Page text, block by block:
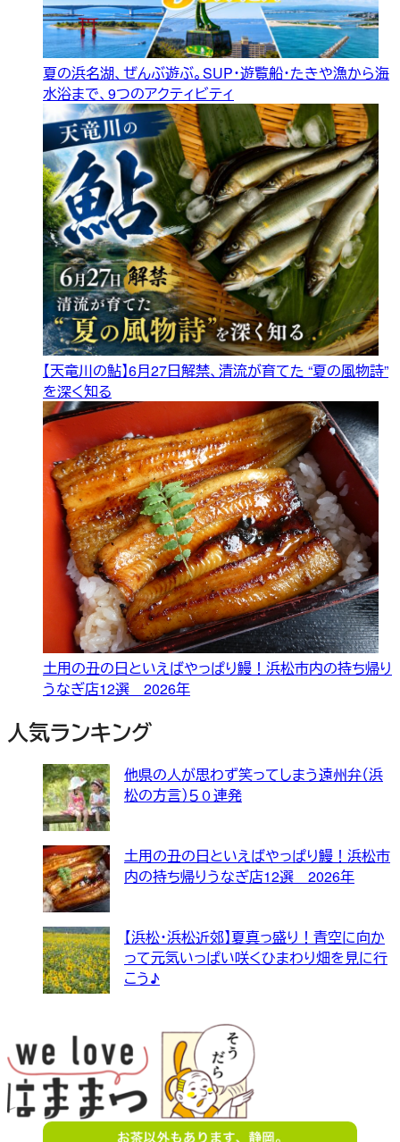
夏の浜名湖、ぜんぶ遊ぶ。SUP・遊覧船・たきや漁から海
水浴まで、9つのアクティビティ
【天竜川の鮎】6月27日解禁、清流が育てた “夏の風物詩”
を深く知る
土用の丑の日といえばやっぱり鰻！浜松市内の持ち帰り
うなぎ店12選 2026年
人気ランキング
他県の人が思わず笑ってしまう遠州弁（浜
松の方言）５０連発
土用の丑の日といえばやっぱり鰻！浜松市
内の持ち帰りうなぎ店12選 2026年
【浜松・浜松近郊】夏真っ盛り！青空に向か
って元気いっぱい咲くひまわり畑を見に行
こう♪